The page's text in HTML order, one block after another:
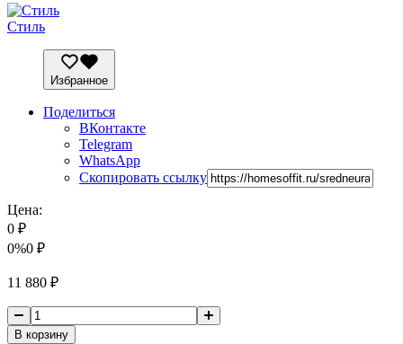
Стиль
Избранное
Поделиться
ВКонтакте
Telegram
WhatsApp
Скопировать ссылку
Цена:
0 ₽
0%0 ₽
11 880 ₽
В корзину